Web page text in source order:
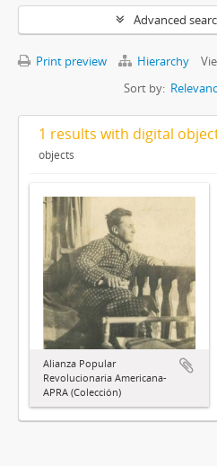
Advanced
Print preview Hierarchy
Sort by:
1 results with digital
objects
Alianza Popular
Revolucionaria Americana-
APRA (Colección)